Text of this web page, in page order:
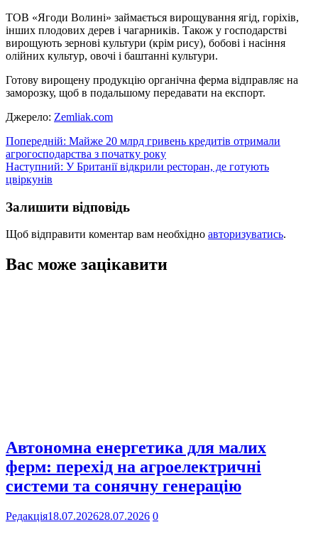
ТОВ «Ягоди Волині» займається вирощування ягід, горіхів,
інших плодових дерев і чагарників. Також у господарстві
вирощують зернові культури (крім рису), бобові і насіння
олійних культур, овочі і баштанні культури.
Готову вирощену продукцію органічна ферма відправляє на
заморозку, щоб в подальшому передавати на експорт.
Джерело: Zemliak.com
Навігація
записів
Попередній: Майже 20 млрд гривень кредитів отримали
агрогосподарства з початку року
Наступний: У Британії відкрили ресторан, де готують
цвіркунів
Залишити відповідь
Щоб відправити коментар вам необхідно авторизуватись.
Вас може зацікавити
Автономна енергетика для малих
ферм: перехід на агроелектричні
системи та сонячну генерацію
Редакція18.07.202628.07.2026 0